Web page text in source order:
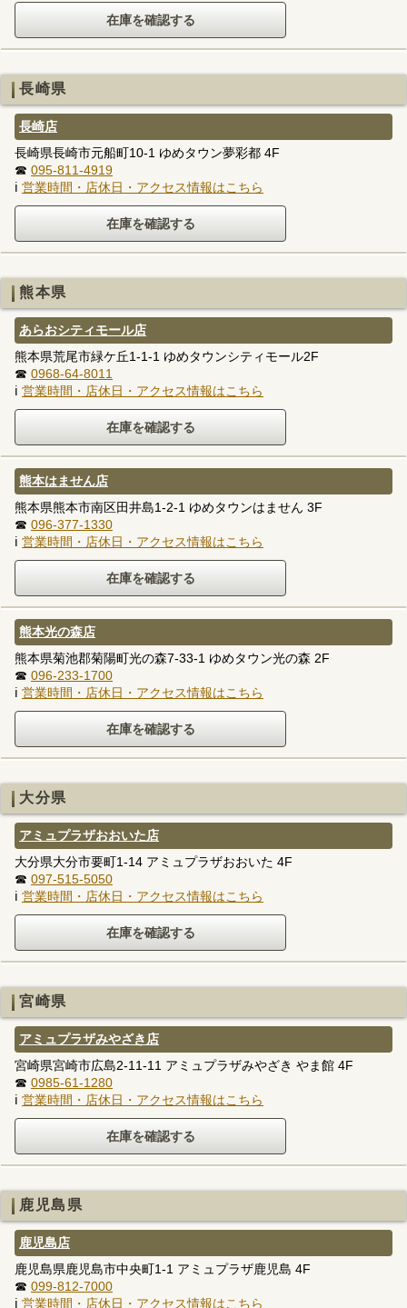
長崎県
長崎店
長崎県長崎市元船町10-1 ゆめタウン夢彩都 4F
☎ 095-811-4919
ℹ 営業時間・店休日・アクセス情報はこちら
熊本県
あらおシティモール店
熊本県荒尾市緑ケ丘1-1-1 ゆめタウンシティモール2F
☎ 0968-64-8011
ℹ 営業時間・店休日・アクセス情報はこちら
熊本はません店
熊本県熊本市南区田井島1-2-1 ゆめタウンはません 3F
☎ 096-377-1330
ℹ 営業時間・店休日・アクセス情報はこちら
熊本光の森店
熊本県菊池郡菊陽町光の森7-33-1 ゆめタウン光の森 2F
☎ 096-233-1700
ℹ 営業時間・店休日・アクセス情報はこちら
大分県
アミュプラザおおいた店
大分県大分市要町1-14 アミュプラザおおいた 4F
☎ 097-515-5050
ℹ 営業時間・店休日・アクセス情報はこちら
宮崎県
アミュプラザみやざき店
宮崎県宮崎市広島2-11-11 アミュプラザみやざき やま館 4F
☎ 0985-61-1280
ℹ 営業時間・店休日・アクセス情報はこちら
鹿児島県
鹿児島店
鹿児島県鹿児島市中央町1-1 アミュプラザ鹿児島 4F
☎ 099-812-7000
ℹ 営業時間・店休日・アクセス情報はこちら